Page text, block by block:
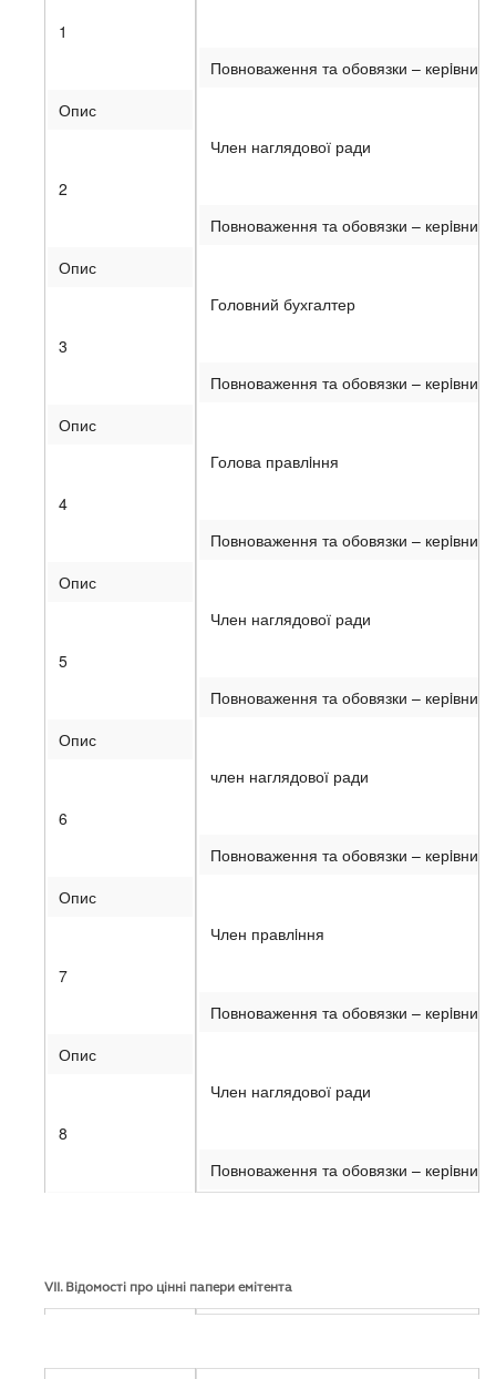
Повноваження та обовязки –
Член наглядової ради
Повноваження та обовязки –
Головний бухгалтер
Повноваження та обовязки –
Голова правлiння
Повноваження та обовязки –
Член наглядової ради
Повноваження та обовязки –
член наглядової ради
Повноваження та обовязки –
Член правлiння
Повноваження та обовязки –
Член наглядової ради
Повноваження та обовязки –
1
Опис
2
Опис
3
Опис
4
Опис
5
Опис
6
Опис
7
Опис
8
VII. Відомості про цінні папери емітента